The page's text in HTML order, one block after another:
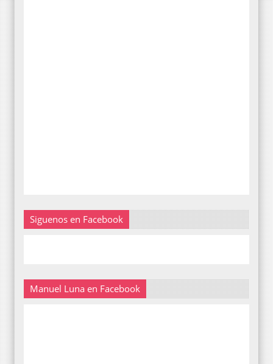
Siguenos en Facebook
Manuel Luna en Facebook